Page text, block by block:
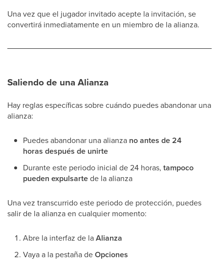
Una vez que el jugador invitado acepte la invitación, se
convertirá inmediatamente en un miembro de la alianza.
Saliendo de una Alianza
Hay reglas específicas sobre cuándo puedes abandonar una
alianza:
Puedes abandonar una alianza no antes de 24
horas después de unirte
Durante este periodo inicial de 24 horas, tampoco
pueden expulsartede la alianza
Una vez transcurrido este periodo de protección, puedes
salir de la alianza en cualquier momento:
Abre la interfaz de laAlianza
Vaya a la pestaña deOpciones